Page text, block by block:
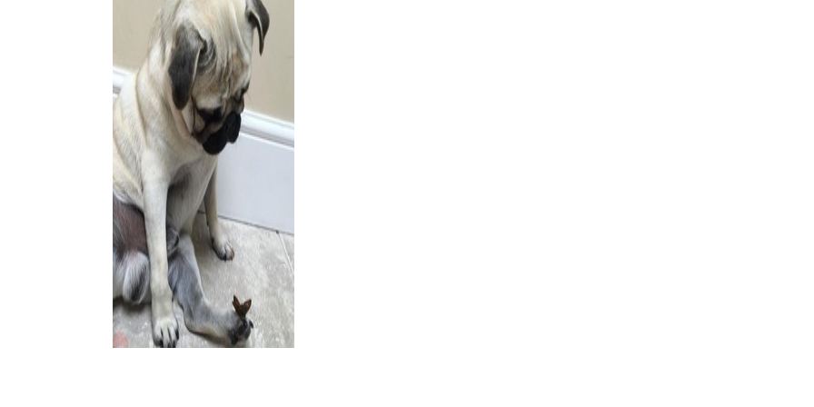
понимает, только сказать не может
немецкие овчарки. Просто рассказ был о конкретном коте…